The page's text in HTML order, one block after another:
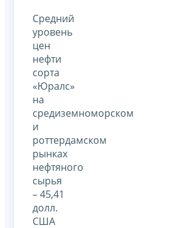
Средний
уровень
цен
нефти
сорта
«Юралс»
на
средиземноморском
и
роттердамском
рынках
нефтяного
сырья
– 45,41
долл.
США